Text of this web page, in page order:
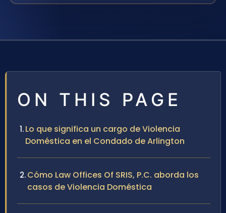
ON THIS PAGE
Lo que significa un cargo de Violencia
Doméstica en el Condado de Arlington
Cómo Law Offices Of SRIS, P.C. aborda los
casos de Violencia Doméstica